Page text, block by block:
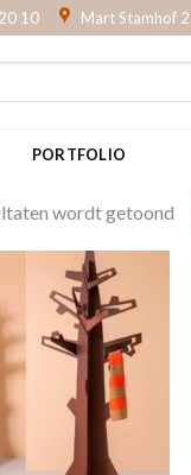
10 Mart Stamhof
PORTFOLIO
wordt getoond